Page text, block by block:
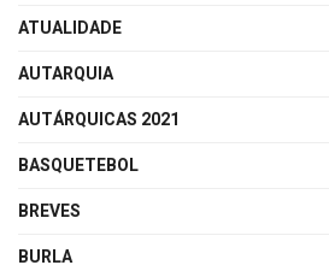
ATUALIDADE
AUTARQUIA
AUTÁRQUICAS 2021
BASQUETEBOL
BREVES
BURLA